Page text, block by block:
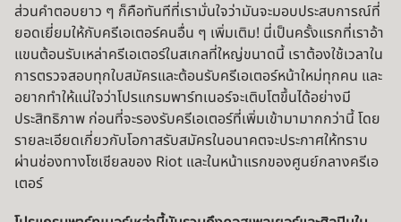
ส่วนคำตอบยาว ๆ ก็คือทันทีที่เรามั่นใจว่ามันจะมอบประสบการณ์ที่
ยอดเยี่ยมให้กับครีเอเตอร์คนอื่น ๆ เพิ่มเติม! นี่เป็นครั้งแรกที่เราอ้า
แขนต้อนรับเหล่าครีเอเตอร์ในสเกลที่ใหญ่ขนาดนี้ เราต้องใช้เวลาใน
การตรวจสอบทุกใบสมัครและต้อนรับครีเอเตอร์หน้าใหม่ทุกคน และ
อยากทำให้แน่ใจว่าโปรแกรมพาร์ทเนอร์จะเติบโตขึ้นได้อย่างมี
ประสิทธิภาพ ก่อนที่จะรองรับครีเอเตอร์ที่เพิ่มเข้ามามากกว่านี้ โดย
รายละเอียดเกี่ยวกับโอกาสรับสมัครในอนาคตจะประกาศให้ทราบ
ผ่านช่องทางโซเชียลของ Riot และในหน้าแรกของศูนย์กลางครีเอ
เตอร์